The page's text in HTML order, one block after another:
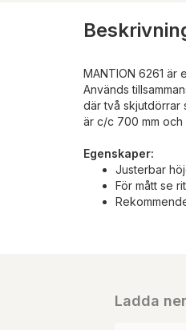
MANTION 6261
Används
där två skjutdörrar
är c/c 700 mm och
Egenskaper:
Justerbar
För mått se
Ladda ner